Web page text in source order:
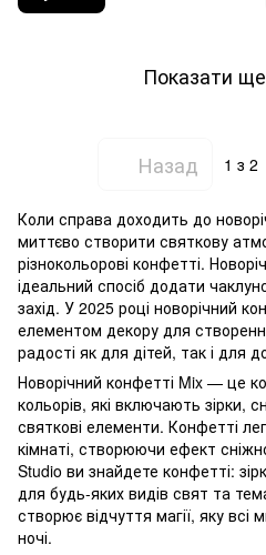
Показати
Назад 1 з 2
Коли справа доходить до
миттєво створити святкову
різнокольорові конфетті.
ідеальний спосіб додати
захід. У 2025 році новорічний
елементом декору для
радості як для дітей, так і для
Новорічний конфетті Mix — це
кольорів, які включають зірки,
святкові елементи. Конфетті
кімнаті, створюючи ефект
Studio ви знайдете конфетті:
для будь-яких видів свят та
створює відчуття магії, яку всі
ночі.